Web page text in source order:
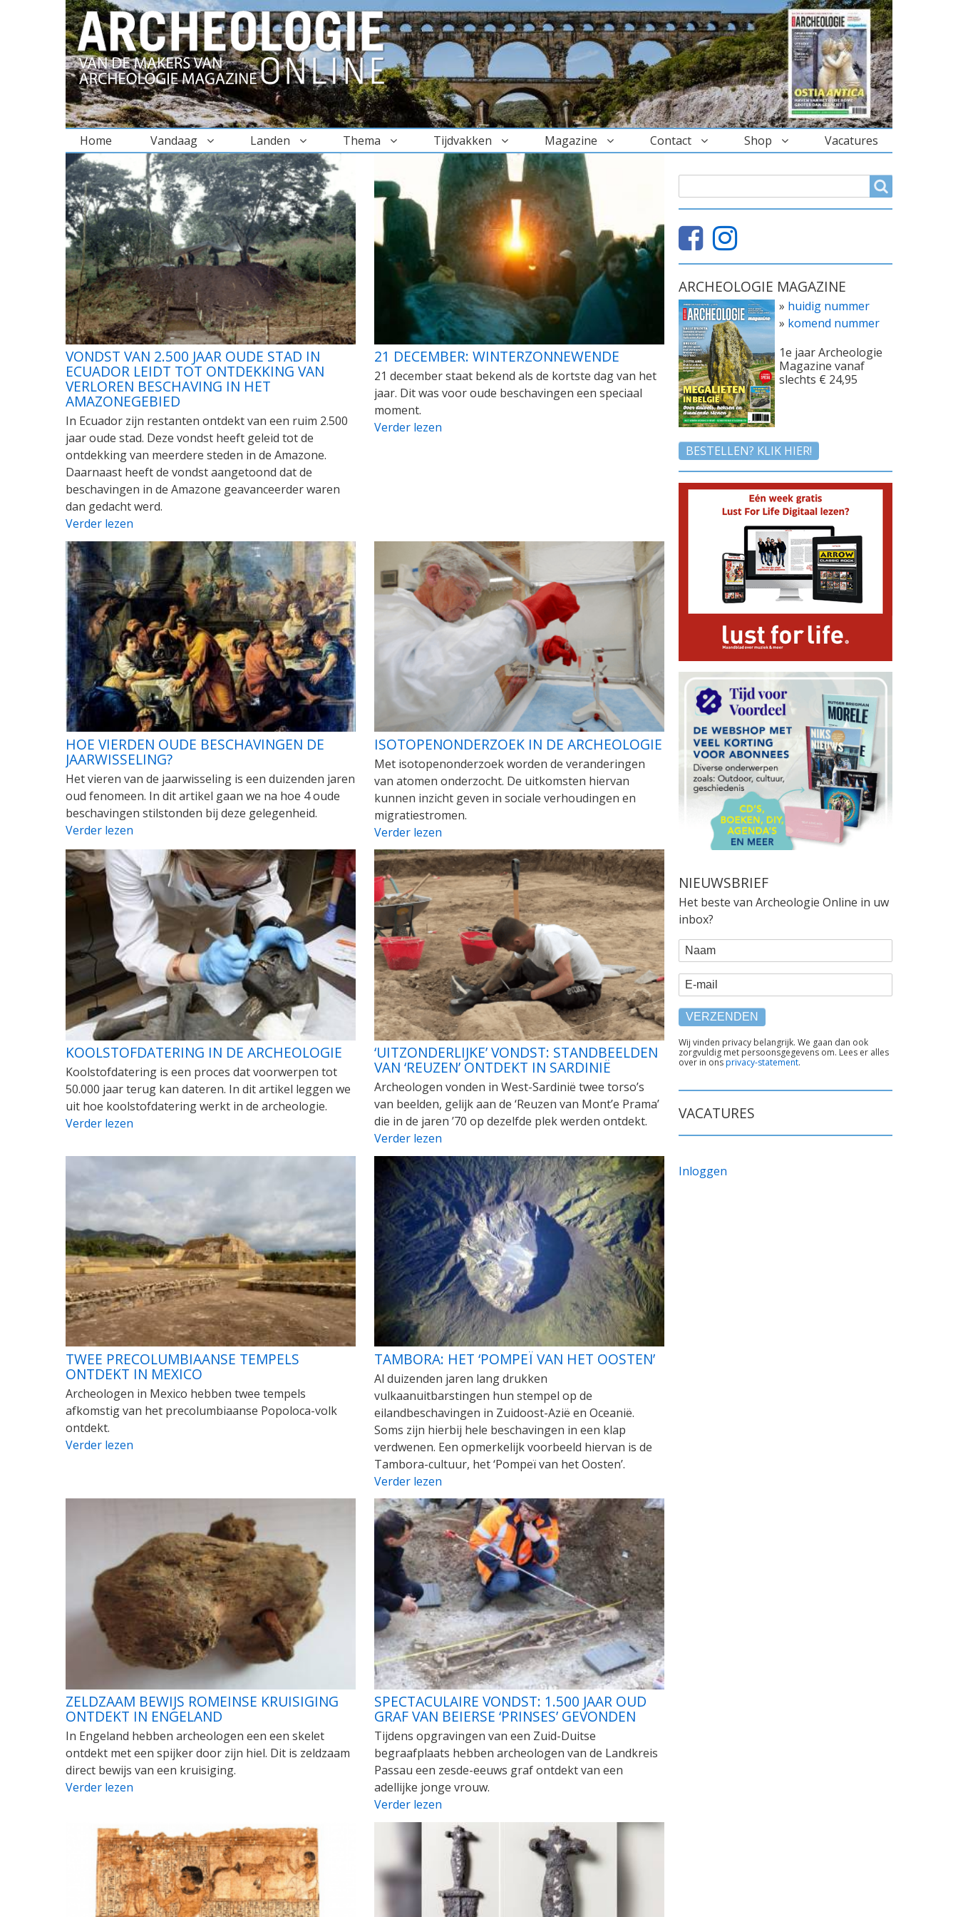
Home Vandaag Landen Thema Tijdvakken Magazine Contact Shop Vacatures
BREADCRUMBS
VONDST VAN 2.500 JAAR OUDE STAD IN
ECUADOR LEIDT TOT ONTDEKKING VAN
VERLOREN BESCHAVING IN HET
AMAZONEGEBIED
In Ecuador zijn restanten ontdekt van een ruim 2.500
jaar oude stad. Deze vondst heeft geleid tot de
ontdekking van meerdere steden in de Amazone.
Daarnaast heeft de vondst aangetoond dat de
beschavingen in de Amazone geavanceerder waren
dan gedacht werd.
Verder lezen
21 DECEMBER: WINTERZONNEWENDE
21 december staat bekend als de kortste dag van het
jaar. Dit was voor oude beschavingen een speciaal
moment.
Verder lezen
HOE VIERDEN OUDE BESCHAVINGEN DE
JAARWISSELING?
Het vieren van de jaarwisseling is een duizenden jaren
oud fenomeen. In dit artikel gaan we na hoe 4 oude
beschavingen stilstonden bij deze gelegenheid.
Verder lezen
ISOTOPENONDERZOEK IN DE ARCHEOLOGIE
Met isotopenonderzoek worden de veranderingen
van atomen onderzocht. De uitkomsten hiervan
kunnen inzicht geven in sociale verhoudingen en
migratiestromen.
Verder lezen
KOOLSTOFDATERING IN DE ARCHEOLOGIE
Koolstofdatering is een proces dat voorwerpen tot
50.000 jaar terug kan dateren. In dit artikel leggen we
uit hoe koolstofdatering werkt in de archeologie.
Verder lezen
‘UITZONDERLIJKE’ VONDST: STANDBEELDEN
VAN ‘REUZEN’ ONTDEKT IN SARDINIË
Archeologen vonden in West-Sardinië twee torso’s
van beelden, gelijk aan de ‘Reuzen van Mont’e Prama’
die in de jaren ’70 op dezelfde plek werden ontdekt.
Verder lezen
TWEE PRECOLUMBIAANSE TEMPELS
ONTDEKT IN MEXICO
Archeologen in Mexico hebben twee tempels
afkomstig van het precolumbiaanse Popoloca-volk
ontdekt.
Verder lezen
TAMBORA: HET ‘POMPEÏ VAN HET OOSTEN’
Al duizenden jaren lang drukken
vulkaanuitbarstingen hun stempel op de
eilandbeschavingen in Zuidoost-Azië en Oceanië.
Soms zijn hierbij hele beschavingen in een klap
verdwenen. Een opmerkelijk voorbeeld hiervan is de
Tambora-cultuur, het ‘Pompeï van het Oosten’.
Verder lezen
ZELDZAAM BEWIJS ROMEINSE KRUISIGING
ONTDEKT IN ENGELAND
In Engeland hebben archeologen een een skelet
ontdekt met een spijker door zijn hiel. Dit is zeldzaam
direct bewijs van een kruisiging.
Verder lezen
SPECTACULAIRE VONDST: 1.500 JAAR OUD
GRAF VAN BEIERSE ‘PRINSES’ GEVONDEN
Tijdens opgravingen van een Zuid-Duitse
begraafplaats hebben archeologen van de Landkreis
Passau een zesde-eeuws graf ontdekt van een
adellijke jonge vrouw.
Verder lezen
ARCHEOLOGIE MAGAZINE
» huidig nummer
» komend nummer
1e jaar Archeologie
Magazine vanaf
slechts € 24,95
BESTELLEN? KLIK HIER!
NIEUWSBRIEF
Het beste van Archeologie Online in uw
inbox?
WEBFORM
Naam
E-mail
TEKST
ONDER
FORMULIER
Wij vinden privacy belangrijk. We gaan dan ook
zorgvuldig met persoonsgegevens om. Lees er alles
over in onsprivacy-statement.
VACATURES
Inloggen